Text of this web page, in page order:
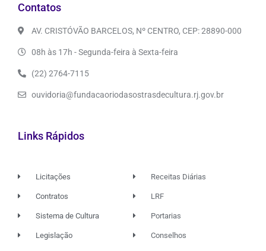
Contatos
AV. CRISTÓVÃO BARCELOS, Nº CENTRO, CEP: 28890-000
08h às 17h - Segunda-feira à Sexta-feira
(22) 2764-7115
ouvidoria@fundacaoriodasostrasdecultura.rj.gov.br
Links Rápidos
Licitações
Contratos
Sistema de Cultura
Legislação
Receitas Diárias
LRF
Portarias
Conselhos